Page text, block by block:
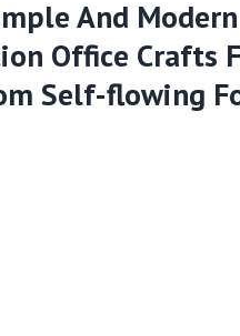
And
Office Crafts
Self-flowing